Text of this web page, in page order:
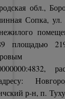
обл.,
Сопка, ул.
р-н, п.